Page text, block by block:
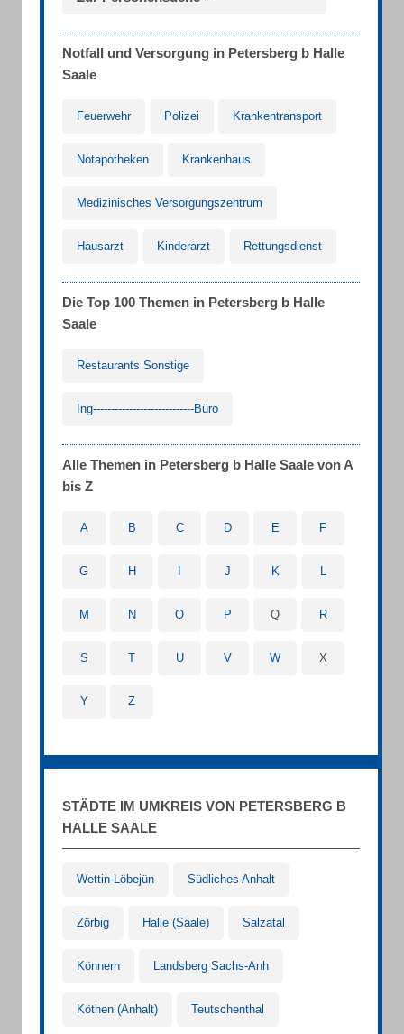
Notfall und Versorgung in Petersberg b Halle
Saale
Feuerwehr Polizei Krankentransport
Notapotheken Krankenhaus
Medizinisches Versorgungszentrum
Hausarzt Kinderarzt Rettungsdienst
Die Top 100 Themen in Petersberg b Halle
Saale
Restaurants Sonstige
Ing----------------------------Büro
Alle Themen in Petersberg b Halle Saale von A
bis Z
A B C D E F
G H J K L
M N O P Q R
S T U V W X
Y Z
STÄDTE IM UMKREIS VON PETERSBERG B
HALLE SAALE
Wettin-Löbejün Südliches Anhalt
Zörbig Halle (Saale) Salzatal
Könnern Landsberg Sachs-Anh
Köthen (Anhalt) Teutschenthal